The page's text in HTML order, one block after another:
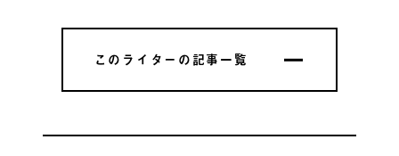
このライターの記事一覧
このライターの記事一覧